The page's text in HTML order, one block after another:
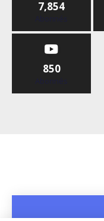
7,854
Abonnés
850
Abonnés